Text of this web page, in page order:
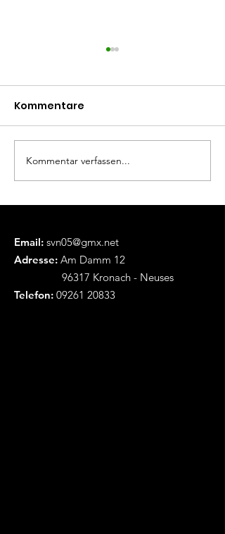
verdienter Heimsieg
Kommentare
Kommentar verfassen...
Email: svn05@gmx.net
Adresse: Am Damm 12
96317 Kronach - Neuses
Telefon: 09261 20833